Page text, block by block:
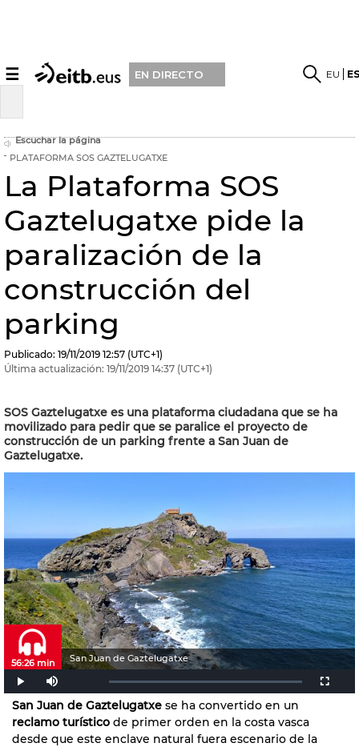
☰ EN DIRECTO EU
Escuchar la página
PLATAFORMA SOS GAZTELUGATXE
La Plataforma SOS
Gaztelugatxe pide la
paralización de la
construcción del
parking
Publicado: 19/11/2019 12:57 (UTC+1)
Última actualización: 19/11/2019 14:37 (UTC+1)
SOS Gaztelugatxe es una plataforma ciudadana que se ha
movilizado para pedir que se paralice el proyecto de
construcción de un parking frente a San Juan de
Gaztelugatxe.
San Juan de Gaztelugatxe
56:26 min
San Juan de Gaztelugatxe se ha convertido en un
reclamo turístico de primer orden en la costa vasca
desde que este enclave natural fuera escenario de la